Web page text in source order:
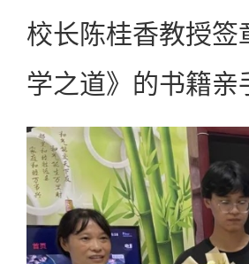
校长陈桂香教授
学之道》的书籍